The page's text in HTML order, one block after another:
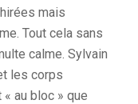
mais
Tout cela sans
calme. Sylvain
les corps
au bloc » que